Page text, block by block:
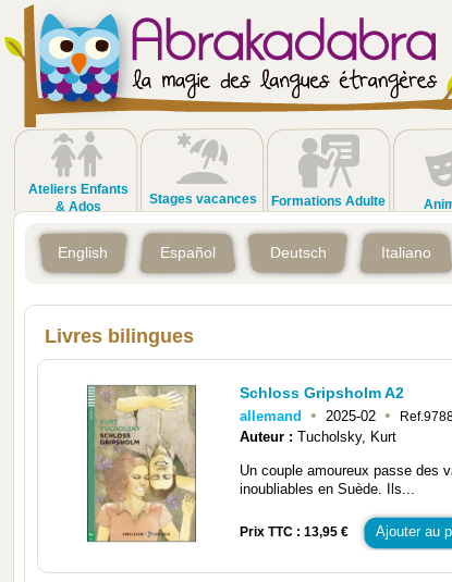
Ateliers Enfants
& Ados
Stages vacances Formations Adulte
English Español Deutsch Italiano
Livres bilingues
Schloss Gripsholm A2
allemand • 2025-02 •
Auteur : Tucholsky, Kurt
Un couple amoureux passe des
inoubliables en Suède. Ils...
Prix TTC : 13,95 € Ajouter au